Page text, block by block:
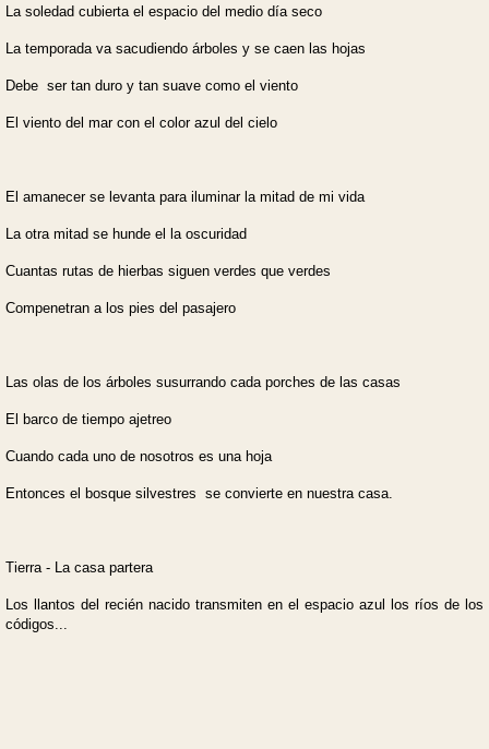
La soledad cubierta el espacio del medio día seco
La temporada va sacudiendo árboles y se caen las hojas
Debe ser tan duro y tan suave como el viento
El viento del mar con el color azul del cielo
El amanecer se levanta para iluminar la mitad de mi vida
La otra mitad se hunde el la oscuridad
Cuantas rutas de hierbas siguen verdes que verdes
Compenetran a los pies del pasajero
Las olas de los árboles susurrando cada porches de las casas
El barco de tiempo ajetreo
Cuando cada uno de nosotros es una hoja
Entonces el bosque silvestres se convierte en nuestra casa.
Tierra - La casa partera
Los llantos del recién nacido transmiten en el espacio azul los ríos de los
códigos...